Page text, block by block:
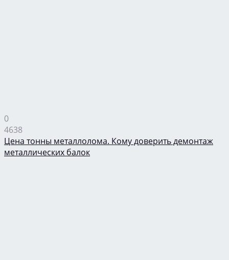
0
4638
Цена тонны металлолома. Кому доверить демонтаж
металлических балок